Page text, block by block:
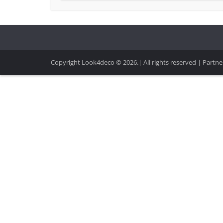
Copyright Look4deco © 2026.| All rights reserved |